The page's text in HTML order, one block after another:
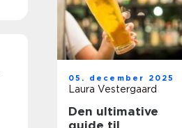
05. december 2025
Laura Vestergaard
Den ultimative
guide til